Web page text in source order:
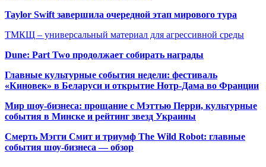
Taylor Swift завершила очередной этап мирового тура
ТМКЩ – универсальный материал для агрессивной среды
Dune: Part Two продолжает собирать награды
Главные культурные события недели: фестиваль
«Киновек» в Беларуси и открытие Нотр-Дама во Франции
Мир шоу-бизнеса: прощание с Мэттью Перри, культурные
события в Минске и рейтинг звезд Украины
Смерть Мэгги Смит и триумф The Wild Robot: главные
события шоу-бизнеса — обзор